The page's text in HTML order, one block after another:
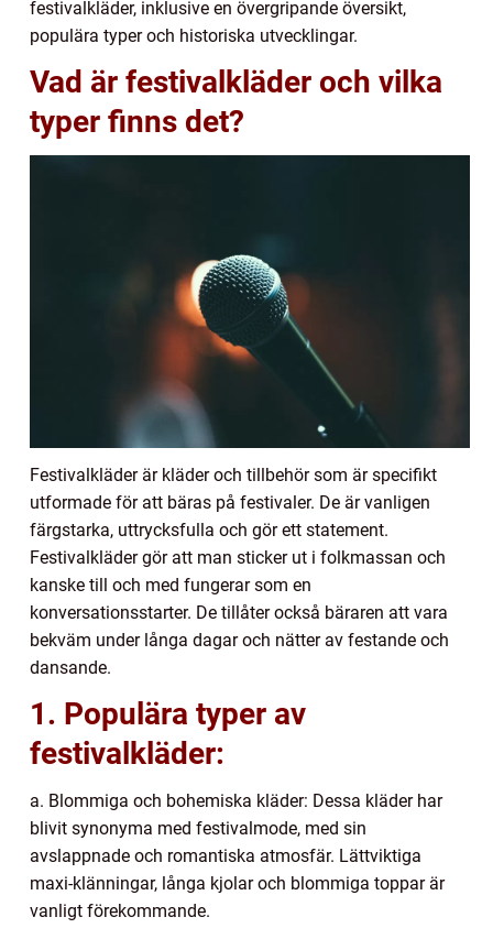
festivalkläder, inklusive en övergripande översikt,
populära typer och historiska utvecklingar.
Vad är festivalkläder och vilka
typer finns det?
Festivalkläder är kläder och tillbehör som är specifikt
utformade för att bäras på festivaler. De är vanligen
färgstarka, uttrycksfulla och gör ett statement.
Festivalkläder gör att man sticker ut i folkmassan och
kanske till och med fungerar som en
konversationsstarter. De tillåter också bäraren att vara
bekväm under långa dagar och nätter av festande och
dansande.
1. Populära typer av
festivalkläder:
a. Blommiga och bohemiska kläder: Dessa kläder har
blivit synonyma med festivalmode, med sin
avslappnade och romantiska atmosfär. Lättviktiga
maxi-klänningar, långa kjolar och blommiga toppar är
vanligt förekommande.